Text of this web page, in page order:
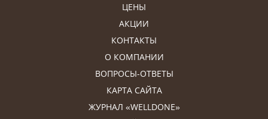
ЦЕНЫ
АКЦИИ
КОНТАКТЫ
О КОМПАНИИ
ВОПРОСЫ-ОТВЕТЫ
КАРТА САЙТА
ЖУРНАЛ «WELLDONE»